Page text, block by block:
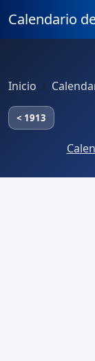
Calendario
Inicio
< 1913